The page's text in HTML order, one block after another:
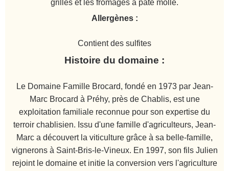
grillés et les fromages à pâte molle.
Allergènes :
Contient des sulfites
Histoire du domaine :
Le Domaine Famille Brocard, fondé en 1973 par Jean-
Marc Brocard à Préhy, près de Chablis, est une
exploitation familiale reconnue pour son expertise du
terroir chablisien. Issu d'une famille d'agriculteurs, Jean-
Marc a découvert la viticulture grâce à sa belle-famille,
vignerons à Saint-Bris-le-Vineux. En 1997, son fils Julien
rejoint le domaine et initie la conversion vers l'agriculture